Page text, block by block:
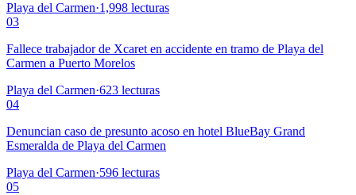
Playa del Carmen·1,998 lecturas
03
Fallece trabajador de Xcaret en accidente en tramo de Playa del
Carmen a Puerto Morelos
Playa del Carmen·623 lecturas
04
Denuncian caso de presunto acoso en hotel BlueBay Grand
Esmeralda de Playa del Carmen
Playa del Carmen·596 lecturas
05